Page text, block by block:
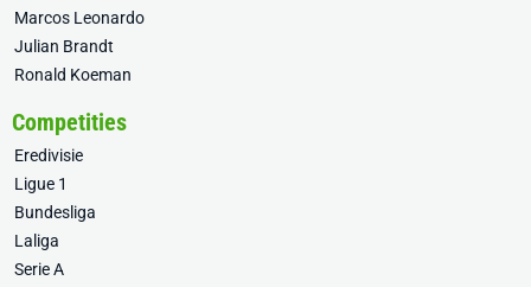
Marcos Leonardo
Julian Brandt
Ronald Koeman
Competities
Eredivisie
Ligue 1
Bundesliga
Laliga
Serie A